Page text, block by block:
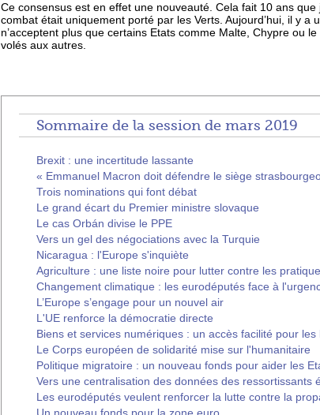
Ce consensus est en effet une nouveauté. Cela fait 10 ans
combat était uniquement porté par les Verts. Aujourd’hui, il y
n’acceptent plus que certains Etats comme Malte, Chypre ou
volés aux autres.
Sommaire de la session de mars 2019
Brexit : une incertitude lassante
« Emmanuel Macron doit défendre le siège
Trois nominations qui font débat
Le grand écart du Premier ministre slovaque
Le cas Orbán divise le PPE
Vers un gel des négociations avec la Turquie
Nicaragua : l'Europe s'inquiète
Agriculture : une liste noire pour lutter contre les
Changement climatique : les eurodéputés face à
L’Europe s’engage pour un nouvel air
L'UE renforce la démocratie directe
Biens et services numériques : un accès facilité pour les
Le Corps européen de solidarité mise sur l'humanitaire
Politique migratoire : un nouveau fonds pour aider les
Vers une centralisation des données des ressortissants
Les eurodéputés veulent renforcer la lutte contre la